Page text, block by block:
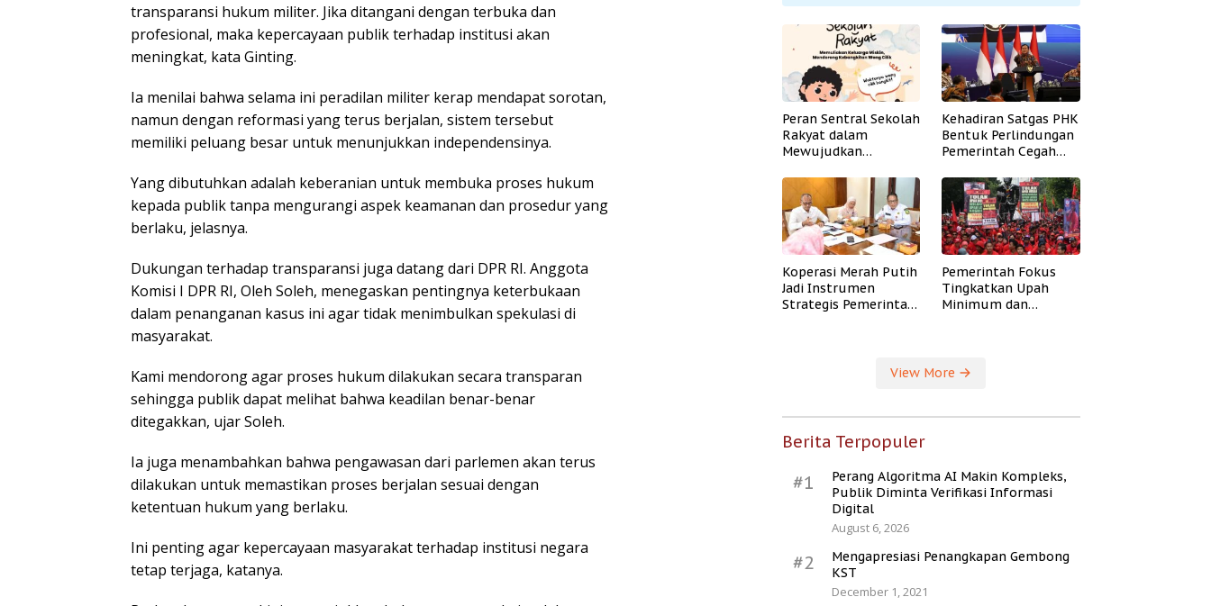
transparansi hukum militer. Jika ditangani dengan terbuka dan
profesional, maka kepercayaan publik terhadap institusi akan
meningkat, kata Ginting.
Ia menilai bahwa selama ini peradilan militer kerap mendapat sorotan,
namun dengan reformasi yang terus berjalan, sistem tersebut
memiliki peluang besar untuk menunjukkan independensinya.
Yang dibutuhkan adalah keberanian untuk membuka proses hukum
kepada publik tanpa mengurangi aspek keamanan dan prosedur yang
berlaku, jelasnya.
Dukungan terhadap transparansi juga datang dari DPR RI. Anggota
Komisi I DPR RI, Oleh Soleh, menegaskan pentingnya keterbukaan
dalam penanganan kasus ini agar tidak menimbulkan spekulasi di
masyarakat.
Kami mendorong agar proses hukum dilakukan secara transparan
sehingga publik dapat melihat bahwa keadilan benar-benar
ditegakkan, ujar Soleh.
Ia juga menambahkan bahwa pengawasan dari parlemen akan terus
dilakukan untuk memastikan proses berjalan sesuai dengan
ketentuan hukum yang berlaku.
Ini penting agar kepercayaan masyarakat terhadap institusi negara
tetap terjaga, katanya.
Peran Sentral Sekolah
Rakyat dalam
Mewujudkan
Kehadiran Satgas PHK
Bentuk Perlindungan
Pemerintah Cegah
Koperasi Merah Putih
Jadi Instrumen
Strategis Pemerintah
Pemerintah Fokus
Tingkatkan Upah
Minimum dan
View More
Berita Terpopuler
#1
Perang Algoritma AI Makin Kompleks,
Publik Diminta Verifikasi Informasi
Digital
August 6, 2026
#2
Mengapresiasi Penangkapan Gembong
KST
December 1, 2021